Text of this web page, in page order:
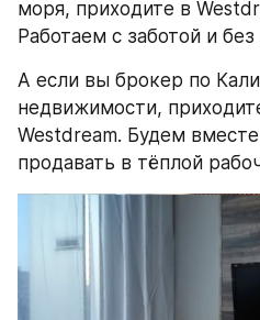
моря, приходите в
Работаем с заботой и
А если вы брокер по
недвижимости,
Westdream. Будем
продавать в тёплой